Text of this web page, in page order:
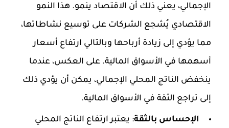
الإجمالي، يعني ذلك أن الاقتصاد ينمو. هذا النمو
الاقتصادي يُشجع الشركات على توسيع نشاطاتها،
مما يؤدي إلى زيادة أرباحها وبالتالي ارتفاع أسعار
أسهمها في الأسواق المالية. على العكس، عندما
ينخفض الناتج المحلي الإجمالي، يمكن أن يؤدي ذلك
إلى تراجع الثقة في الأسواق المالية.
الإحساس بالثقة: يعتبر ارتفاع الناتج المحلي